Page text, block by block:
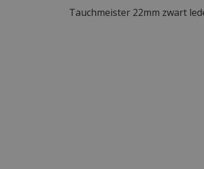
Tauchmeister 22mm zwart